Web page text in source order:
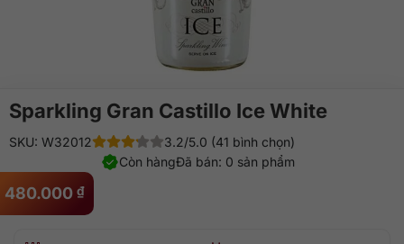
Sparkling Gran Castillo Ice White
480.000 ₫
SKU: W32012
3.2/5.0 (41 bình chọn)
Đã bán: 0 sản phẩm
Còn hàng